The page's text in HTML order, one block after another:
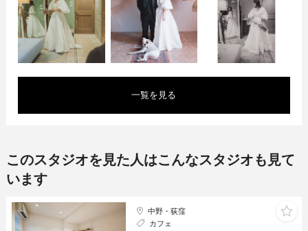
一覧を見る
このスタジオを見た人はこんなスタジオも見て
います
中野・荻窪
カフェ